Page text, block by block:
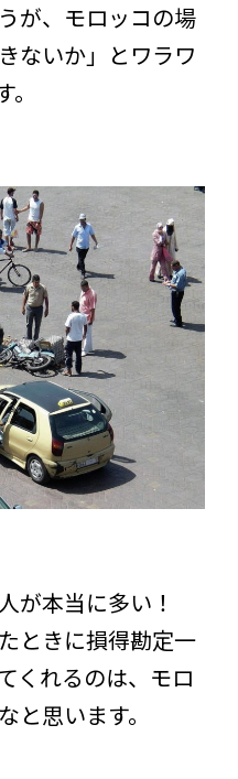
が、モロッコの場
ないか」とワラワ
が本当に多い！
ときに損得勘定一
くれるのは、モロ
と思います。